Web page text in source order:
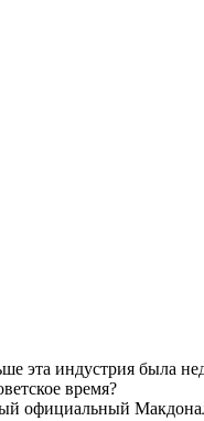
индустрия была
время?
официальный